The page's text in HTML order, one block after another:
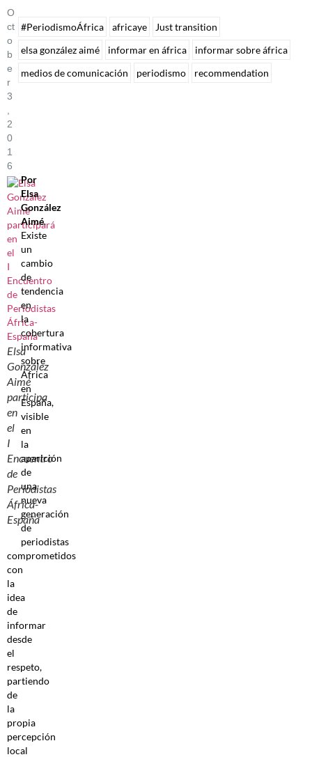
O
Ct
O
B
E
R
3
2
0
1
6
Elsa
González
Aimé
participa
en
el
I
Encuentro
de
Periodistas
África-
España
Por
Elsa
González
Aimé.
Existe
un
cambio
de
tendencia
en
la
cobertura
informativa
sobre
África
en
España,
visible
en
la
aparición
de
una
nueva
generación
de
periodistas
comprometidos
con
la
idea
de
informar
desde
el
respeto,
partiendo
de
la
propia
percepción
local
#PeriodismoÁfrica africaye
Just transition
elsa gonzález aimé
informar en áfrica
informar sobre áfrica
medios de comunicación
periodismo recommendation